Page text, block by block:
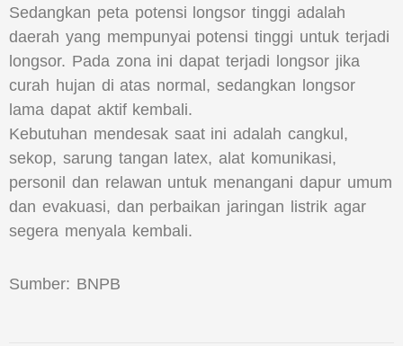
Sedangkan peta potensi longsor tinggi adalah
daerah yang mempunyai potensi tinggi untuk terjadi
longsor. Pada zona ini dapat terjadi longsor jika
curah hujan di atas normal, sedangkan longsor
lama dapat aktif kembali.
Kebutuhan mendesak saat ini adalah cangkul,
sekop, sarung tangan latex, alat komunikasi,
personil dan relawan untuk menangani dapur umum
dan evakuasi, dan perbaikan jaringan listrik agar
segera menyala kembali.
Sumber: BNPB